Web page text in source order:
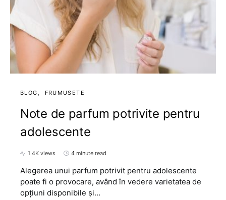
BLOG FRUMUSETE
Note de parfum potrivite pentru
adolescente
1.4K views 4 minute read
Alegerea unui parfum potrivit pentru adolescente
poate fi o provocare, având în vedere varietatea de
opțiuni disponibile și…